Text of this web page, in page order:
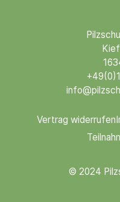
Vertrag widerrufen
© 2024